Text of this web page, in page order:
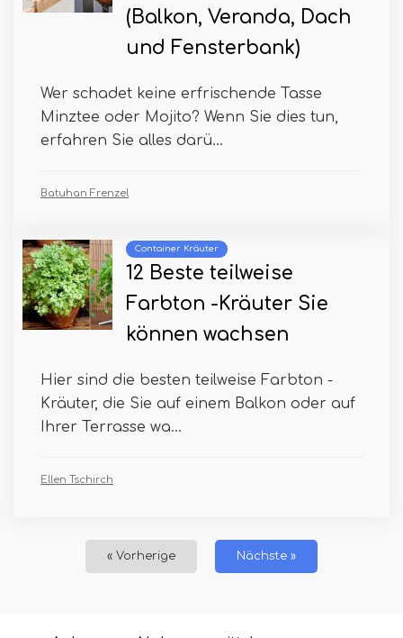
(Balkon, Veranda, Dach
und Fensterbank)
Wer schadet keine erfrischende Tasse
Minztee oder Mojito? Wenn Sie dies tun,
erfahren Sie alles darü...
Batuhan Frenzel
Container Kräuter
12 Beste teilweise
Farbton -Kräuter Sie
können wachsen
Hier sind die besten teilweise Farbton -
Kräuter, die Sie auf einem Balkon oder auf
Ihrer Terrasse wa...
Ellen Tschirch
« Vorherige Nächste »